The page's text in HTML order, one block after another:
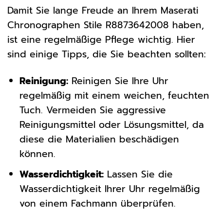
Damit Sie lange Freude an Ihrem Maserati
Chronographen Stile R8873642008 haben,
ist eine regelmäßige Pflege wichtig. Hier
sind einige Tipps, die Sie beachten sollten:
Reinigung:Reinigen Sie Ihre Uhr
regelmäßig mit einem weichen, feuchten
Tuch. Vermeiden Sie aggressive
Reinigungsmittel oder Lösungsmittel, da
diese die Materialien beschädigen
können.
Wasserdichtigkeit:Lassen Sie die
Wasserdichtigkeit Ihrer Uhr regelmäßig
von einem Fachmann überprüfen.